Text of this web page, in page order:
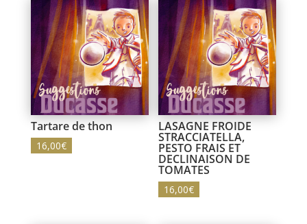
Tartare de thon
16,00€
LASAGNE FROIDE
STRACCIATELLA,
PESTO FRAIS ET
DECLINAISON DE
TOMATES
16,00€